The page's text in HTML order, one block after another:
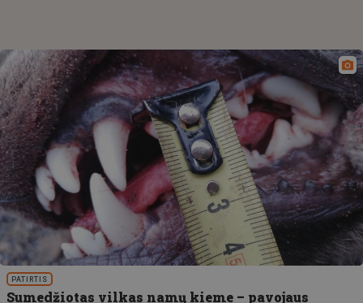
PATIRTIS
Sumedžiotas vilkas namų kieme – pavojaus